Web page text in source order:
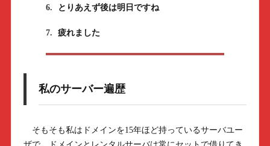
6. とりあえず後は明日ですね
7. 疲れました
私のサーバー遍歴
そもそも私はドメインを15年ほど持っているサーバユー